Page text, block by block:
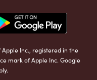
Inc., registered in the
mark of Apple Inc. Google